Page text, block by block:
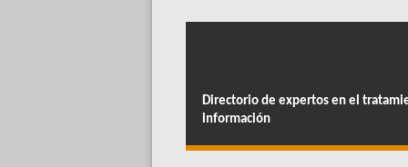
Directorio de expertos en el
información